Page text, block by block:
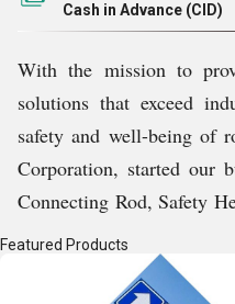
Cash in Advance (CID)
With the mission to
solutions that exceed
safety and well-being of
Corporation, started our
Connecting Rod, Safety
Stand and a lot more
Mumbai, Maharashtra,
Featured Products